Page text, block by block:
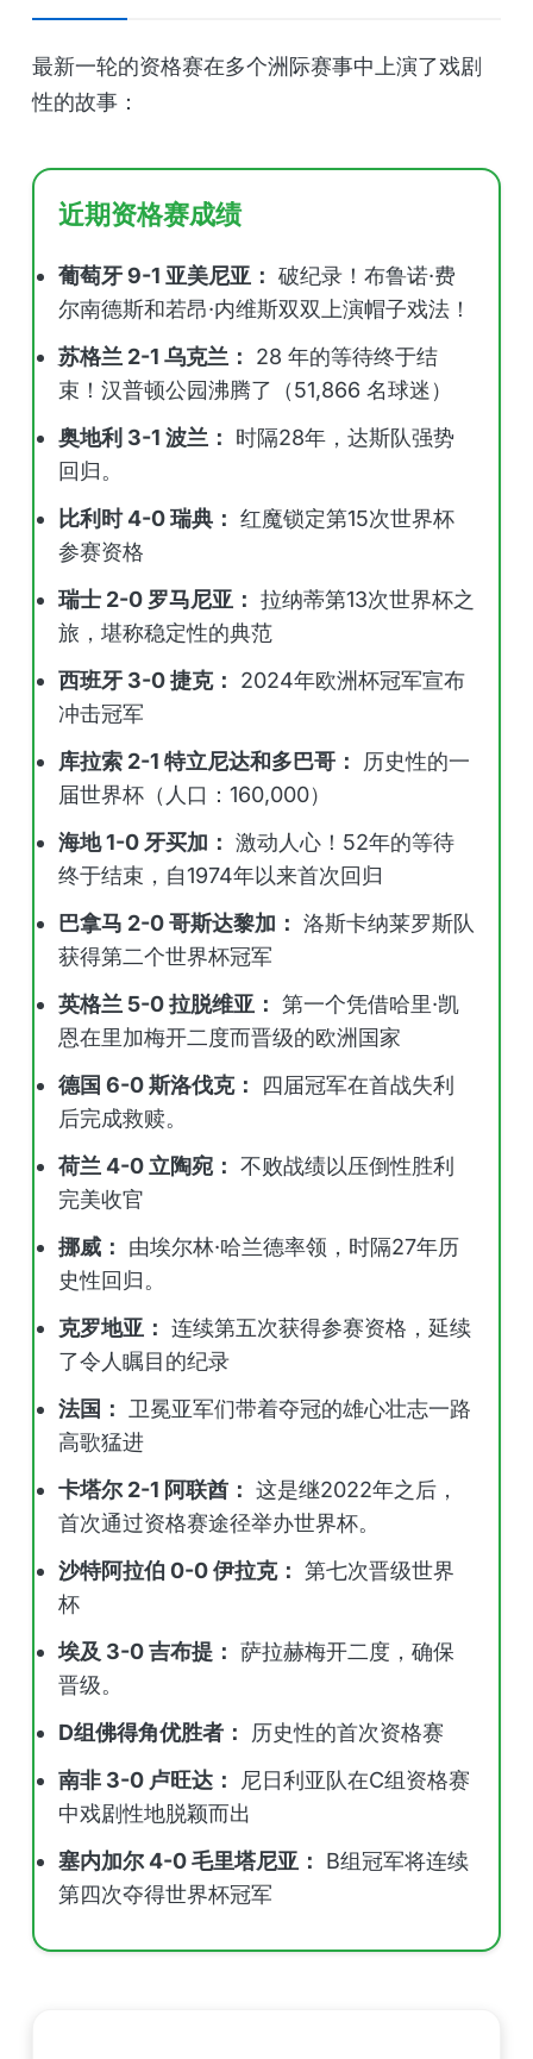
最新一轮的资格赛在多个洲际赛事中上演了戏剧
性的故事：
近期资格赛成绩
葡萄牙 9-1 亚美尼亚： 破纪录！布鲁诺·费
尔南德斯和若昂·内维斯双双上演帽子戏法！
苏格兰 2-1 乌克兰：
28 年的等待终于结
束！汉普顿公园沸腾了（51,866 名球迷）
奥地利 3-1 波兰：
时隔28年，达斯队强势
回归。
比利时 4-0 瑞典： 红魔锁定第15次世界杯
参赛资格
瑞士 2-0 罗马尼亚： 拉纳蒂第13次世界杯之
旅，堪称稳定性的典范
西班牙 3-0 捷克：
2024年欧洲杯冠军宣布
冲击冠军
库拉索 2-1 特立尼达和多巴哥：
历史性的一
届世界杯（人口：160,000）
海地 1-0 牙买加： 激动人心！52年的等待
终于结束，自1974年以来首次回归
巴拿马 2-0 哥斯达黎加： 洛斯卡纳莱罗斯队
获得第二个世界杯冠军
英格兰 5-0 拉脱维亚： 第一个凭借哈里·凯
恩在里加梅开二度而晋级的欧洲国家
德国 6-0 斯洛伐克：
四届冠军在首战失利
后完成救赎。
荷兰 4-0 立陶宛： 不败战绩以压倒性胜利
完美收官
挪威：
由埃尔林·哈兰德率领，时隔27年历
史性回归。
克罗地亚： 连续第五次获得参赛资格，延续
了令人瞩目的纪录
法国：
卫冕亚军们带着夺冠的雄心壮志一路
高歌猛进
卡塔尔 2-1 阿联酋： 这是继2022年之后，
首次通过资格赛途径举办世界杯。
沙特阿拉伯 0-0 伊拉克： 第七次晋级世界
杯
埃及 3-0 吉布提： 萨拉赫梅开二度，确保
晋级。
D组佛得角优胜者：
历史性的首次资格赛
南非 3-0 卢旺达：
尼日利亚队在C组资格赛
中戏剧性地脱颖而出
塞内加尔 4-0 毛里塔尼亚：
B组冠军将连续
第四次夺得世界杯冠军